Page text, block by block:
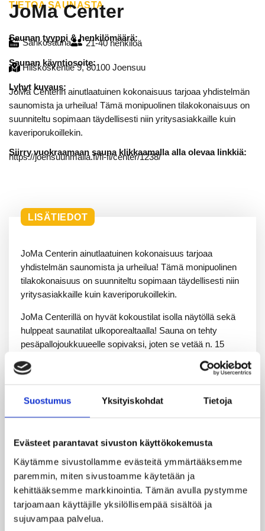
Suostumus Yksityiskohdat Tietoja
Evästeet parantavat sivuston käyttökokemusta
Käytämme sivustollamme evästeitä ymmärtääksemme
paremmin, miten sivustoamme käytetään ja
kehittääksemme markkinointia. Tämän avulla pystymme
tarjoamaan käyttäjille yksilöllisempää sisältöä ja
sujuvampaa palvelua.
TIETOA SAUNASTA
JoMa Center
Saunan tyyppi & henkilömäärä:
Sähkösauna
21-40 henkilöä
Saunan käyntiosoite:
Hiiskoskentie 9, 80100 Joensuu
Lyhyt kuvaus:
JoMa Centerin ainutlaatuinen kokonaisuus tarjoaa yhdistelmän
saunomista ja urheilua! Tämä monipuolinen tilakokonaisuus on
suunniteltu sopimaan täydellisesti niin yritysasiakkaille kuin
kaveriporukoillekin.
Siirry vuokraamaan sauna klikkaamalla alla olevaa linkkiä:
https://joensuunmaila.fi/fi-fi/center/1238/
LISÄTIEDOT
JoMa Centerin ainutlaatuinen kokonaisuus tarjoaa
yhdistelmän saunomista ja urheilua! Tämä monipuolinen
tilakokonaisuus on suunniteltu sopimaan täydellisesti niin
yritysasiakkaille kuin kaveriporukoillekin.
JoMa Centerillä on hyvät kokoustilat isolla näytöllä sekä
hulppeat saunatilat ulkoporealtaalla! Sauna on tehty
pesäpallojoukkuueelle sopivaksi, joten se vetää n. 15
pukuhuonetta sekä suihkutilat.
harjoitushalli, joka on avoinna myös saunavieraille.
myös muiden urheilulajien harrastamisen. Hallissa voi
esimerkiksi pelata pienet jalkapallopelit tai vaikka tehdä
sirkustemppuja.
Suurella piha-alueellamme on runsaasti tilaa, joten paikalle
on helppo saapua omalla autolla. Lisäksi keskustaan on
matkaa vajaat kolme kilometriä.